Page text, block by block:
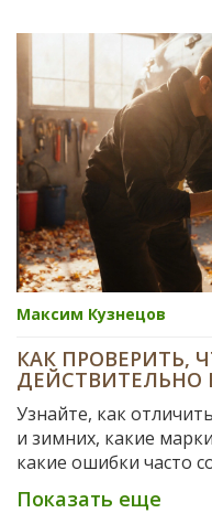
Максим Кузнецов
КАК ПРОВЕРИТЬ,
ДЕЙСТВИТЕЛЬНО
Узнайте, как
и зимних, какие
какие ошибки часто
Показать еще